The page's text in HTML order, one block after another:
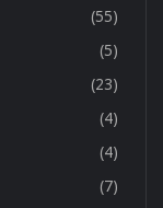
(55)
(5)
(23)
(4)
(4)
(7)